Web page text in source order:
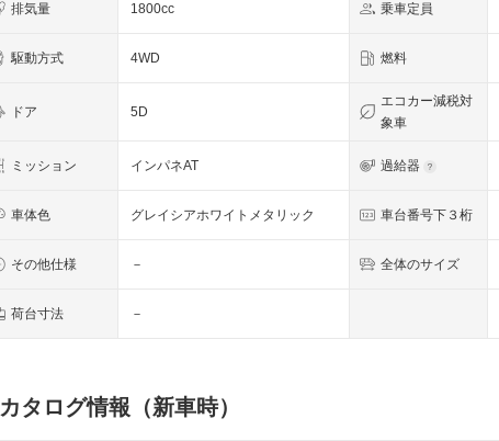
排気量 1800cc 乗車定員
駆動方式 4WD 燃料
ドア 5D
エコカー減税対
象車
ミッション インパネAT 過給器
車体色 グレイシアホワイトメタリック 車台番号下３桁
その他仕様 － 全体のサイズ
荷台寸法 －
カタログ情報（新車時）